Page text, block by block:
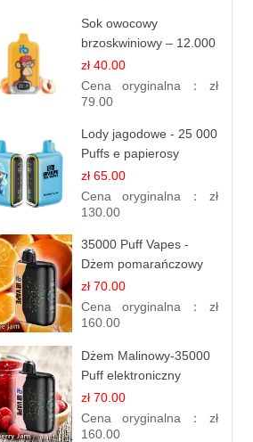
Sok owocowy
brzoskwiniowy – 12.000
zaciągnięć – e
papierosy jednorazowe
zł 40.00
Cena oryginalna： zł
79.00
Lody jagodowe - 25 000
Puffs e papierosy
jednorazowe
zł 65.00
Cena oryginalna： zł
130.00
35000 Puff Vapes -
Dżem pomarańczowy
zł 70.00
Cena oryginalna： zł
160.00
Dżem Malinowy-35000
Puff elektroniczny
papieros (Ibvape Bar)
zł 70.00
Cena oryginalna： zł
160.00